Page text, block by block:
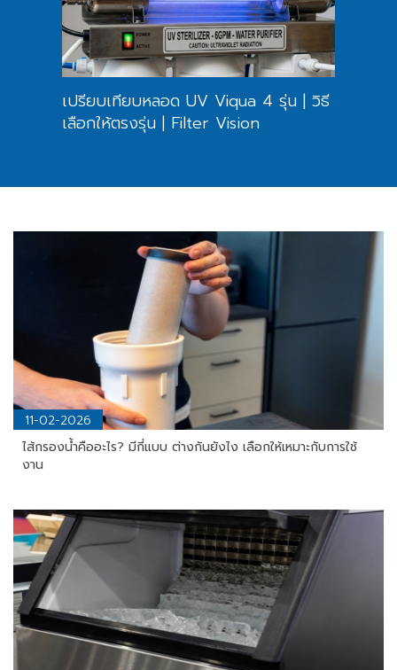
เปรียบเทียบหลอด UV Viqua 4 รุ่น | วิธี
เลือกให้ตรงรุ่น | Filter Vision
11-02-2026
ไส้กรองน้ำคืออะไร? มีกี่แบบ ต่างกันยังไง เลือกให้เหมาะกับการใช้
งาน